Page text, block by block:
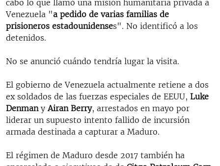
cabo lo que llamó una misión humanitaria privada a
Venezuela "a pedido de varias familias de
prisioneros estadounidenses". No identificó a los
detenidos.
No se anunció cuándo tendría lugar la visita.
El gobierno de Venezuela actualmente retiene a dos
ex soldados de las fuerzas especiales de EEUU, Luke
Denmany Airan Berry, arrestados en mayo por
liderar un supuesto intento fallido de incursión
armada destinada a capturar a Maduro.
El régimen de Maduro desde 2017 también ha